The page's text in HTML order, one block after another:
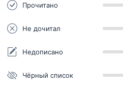
Прочитано
Не дочитал
Недописано
Чёрный список